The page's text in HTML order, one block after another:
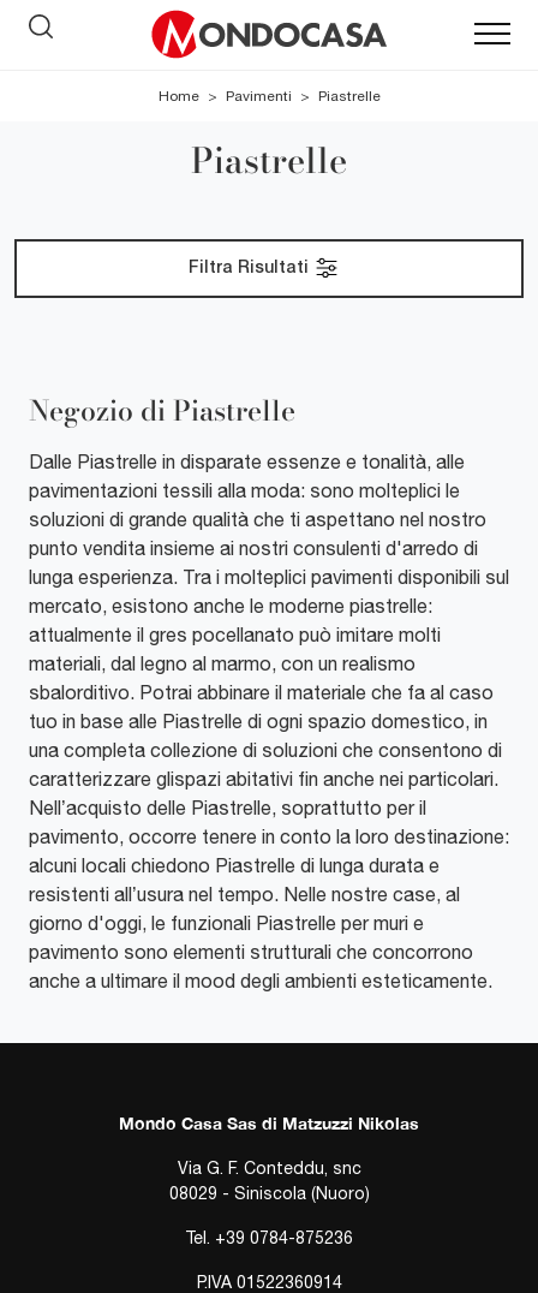
Home > Pavimenti > Piastrelle
Piastrelle
Filtra Risultati
Negozio di Piastrelle
Dalle Piastrelle in disparate essenze e tonalità, alle
pavimentazioni tessili alla moda: sono molteplici le
soluzioni di grande qualità che ti aspettano nel nostro
punto vendita insieme ai nostri consulenti d'arredo di
lunga esperienza. Tra i molteplici pavimenti disponibili sul
mercato, esistono anche le moderne piastrelle:
attualmente il gres pocellanato può imitare molti
materiali, dal legno al marmo, con un realismo
sbalorditivo. Potrai abbinare il materiale che fa al caso
tuo in base alle Piastrelle di ogni spazio domestico, in
una completa collezione di soluzioni che consentono di
caratterizzare glispazi abitativi fin anche nei particolari.
Nell’acquisto delle Piastrelle, soprattutto per il
pavimento, occorre tenere in conto la loro destinazione:
alcuni locali chiedono Piastrelle di lunga durata e
resistenti all’usura nel tempo. Nelle nostre case, al
giorno d'oggi, le funzionali Piastrelle per muri e
pavimento sono elementi strutturali che concorrono
anche a ultimare il mood degli ambienti esteticamente.
Mondo Casa Sas di Matzuzzi Nikolas
Via G. F. Conteddu, snc
08029 - Siniscola (Nuoro)
Tel. +39 0784-875236
P.IVA 01522360914